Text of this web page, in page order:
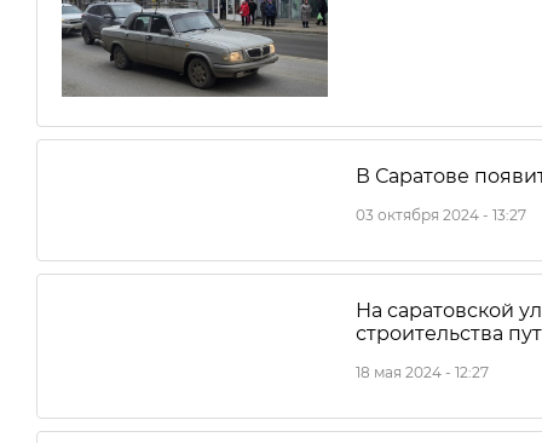
В Саратове
03 октября 2024 - 13:27
На саратовской
строительства
18 мая 2024 - 12:27